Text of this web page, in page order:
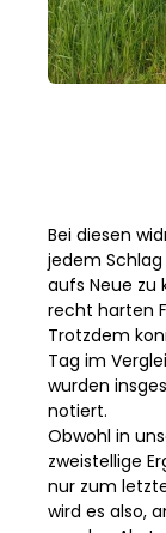
Bei diesen
jedem
aufs Neue zu
recht harten
Trotzdem
Tag im
wurden
notiert.
Obwohl in
zweistellige
nur zum
wird es also,